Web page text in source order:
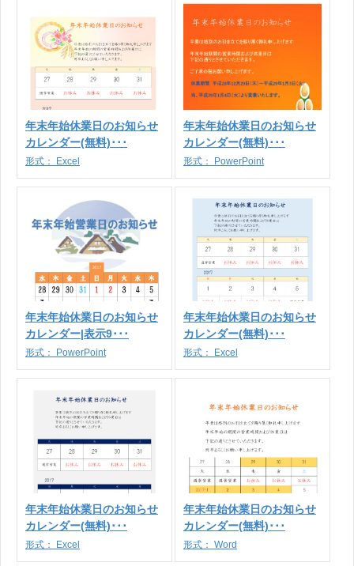
年末年始休業日のお知らせ
カレンダー(無料)･･･
形式： Excel
年末年始休業日のお知らせ
カレンダー(無料)･･･
形式： PowerPoint
年末年始休業日のお知らせ
カレンダー|表示9･･･
形式： PowerPoint
年末年始休業日のお知らせ
カレンダー(無料)･･･
形式： Excel
年末年始休業日のお知らせ
カレンダー(無料)･･･
形式： Excel
年末年始休業日のお知らせ
カレンダー(無料)･･･
形式： Word